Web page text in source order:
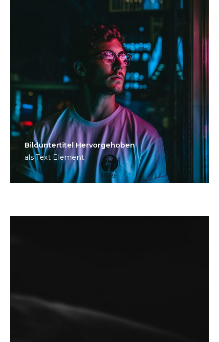
Bild­unter­titel Hervorgehoben
als Text Element